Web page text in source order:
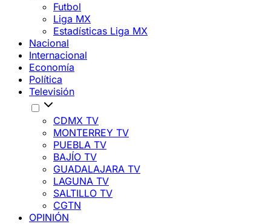
Futbol
Liga MX
Estadísticas Liga MX
Nacional
Internacional
Economía
Política
Televisión
CDMX TV
MONTERREY TV
PUEBLA TV
BAJÍO TV
GUADALAJARA TV
LAGUNA TV
SALTILLO TV
CGTN
OPINIÓN